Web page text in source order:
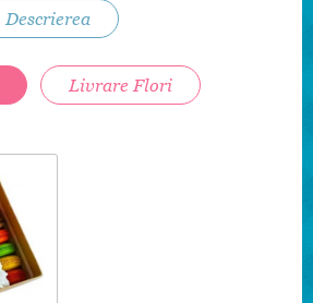
Descrierea
Livrare Flori